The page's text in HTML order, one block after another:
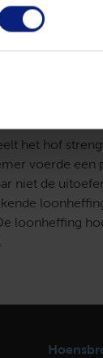
bevatten
is feitelijk
rente) ook
het hof
voerde
niet de
loonheffing